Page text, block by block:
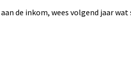
de inkom, wees volgend jaar